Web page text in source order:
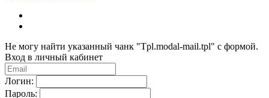
Не могу найти указанный чанк "Tpl.modal-mail.tpl" с формой.
Вход в личный кабинет
Логин:
Пароль: